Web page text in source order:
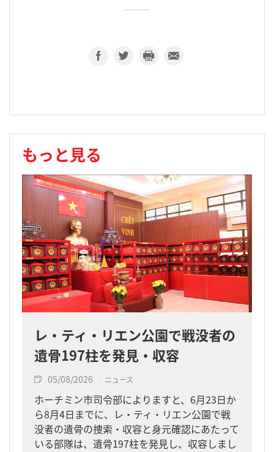
もっと見る
レ・ティ・リエン公園で戦没者の
遺骨197柱を発見・収容
05/08/2026 ニュース
ホーチミン市司令部によりますと、6月23日か
ら8月4日までに、レ・ティ・リエン公園で戦
没者の遺骨の捜索・収容と身元確認にあたって
いる部隊は、遺骨197柱を発見し、収容しまし